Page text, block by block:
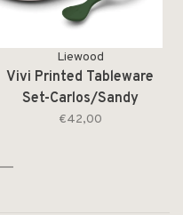
Liewood
Vivi Printed Tableware
Set-Carlos/Sandy
€42,00
2